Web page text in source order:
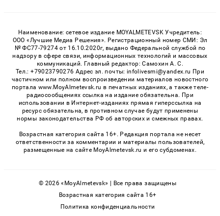
Наименование: сетевое издание MOYALMETEVSK Учредитель:
ООО «Лучшие Медиа Решения». Регистрационный номер СМИ: Эл
№ ФС77-79274 от 16.10.2020г, выдано Федеральной службой по
надзору в сфере связи, информационных технологий и массовых
коммуникаций. Главный редактор: Самохин А. С.
Тел.: +79023790276 Адрес эл. почты: infolivesmi@yandex.ru При
частичном или полном воспроизведении материалов новостного
портала www.MoyAlmetevsk.ru в печатных изданиях, а также теле-
радиосообщениях ссылка на издание обязательна. При
использовании в Интернет-изданиях прямая гиперссылка на
ресурс обязательна, в противном случае будут применены
нормы законодательства РФ об авторских и смежных правах.
Возрастная категория сайта 16+. Редакция портала не несет
ответственности за комментарии и материалы пользователей,
размещенные на сайте MoyAlmetevsk.ru и его субдоменах.
© 2026 «MoyAlmetevsk» | Все права защищены
Возрастная категория сайта 16+
Политика конфиденциальности